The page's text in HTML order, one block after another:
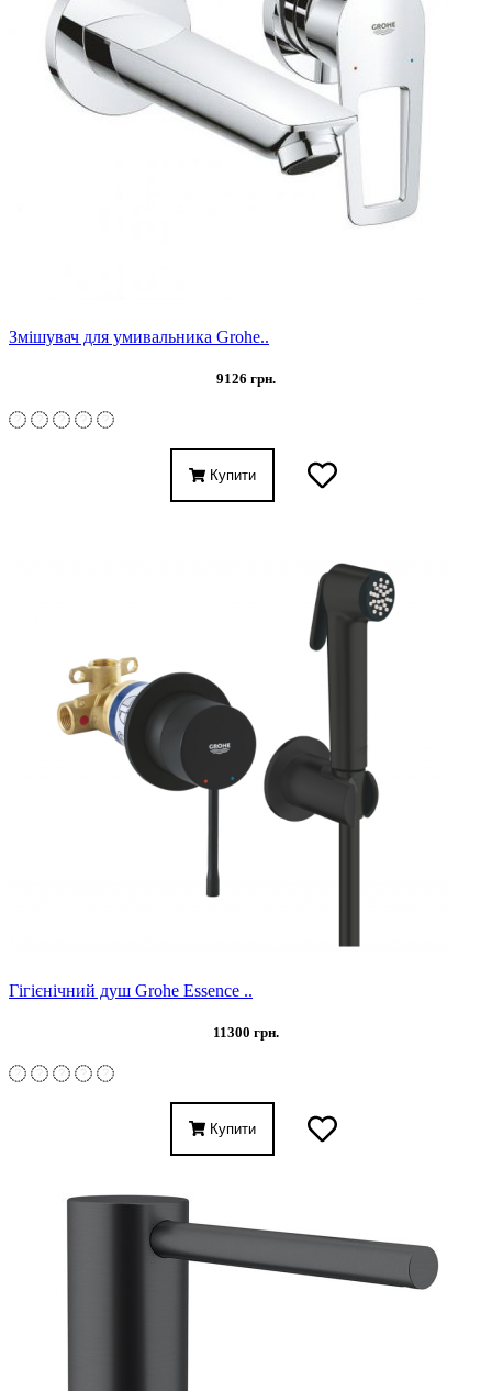
Змішувач для умивальника Grohe..
9126 грн.
Купити
Гігієнічний душ Grohe Essence ..
11300 грн.
Купити